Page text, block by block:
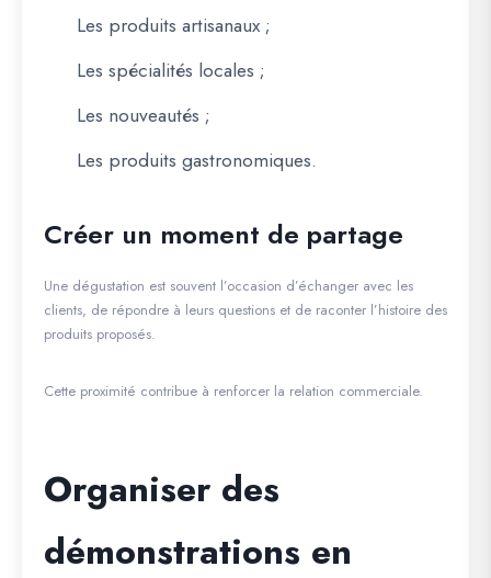
Les produits artisanaux ;
Les spécialités locales ;
Les nouveautés ;
Les produits gastronomiques.
Créer un moment de partage
Une dégustation est souvent l’occasion d’échanger avec les
clients, de répondre à leurs questions et de raconter l’histoire des
produits proposés.
Cette proximité contribue à renforcer la relation commerciale.
Organiser des
démonstrations en